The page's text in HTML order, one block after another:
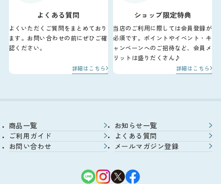
よくある質問
よくいただくご質問をまとめており
ます。お問い合わせの前にぜひご確
認ください。
詳細はこちら
ショップ限定特典
当店のご利用に際しては会員登録が
必須です。ポイントやイベント・キ
ャンペーンへのご招待など、会員メ
リットは盛りだくさん♪
詳細はこちら
商品一覧
お知らせ一覧
ご利用ガイド
よくある質問
お問い合わせ
メールマガジン登録